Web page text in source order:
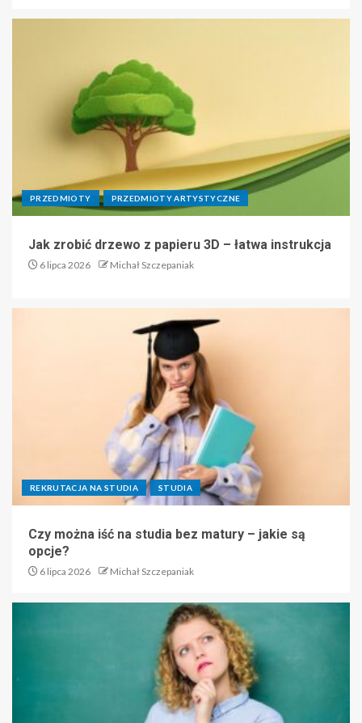
PRZEDMIOTY PRZEDMIOTY ARTYSTYCZNE
Jak zrobić drzewo z papieru 3D – łatwa instrukcja
6 lipca 2026 Michał Szczepaniak
REKRUTACJA NA STUDIA STUDIA
Czy można iść na studia bez matury – jakie są
opcje?
6 lipca 2026 Michał Szczepaniak